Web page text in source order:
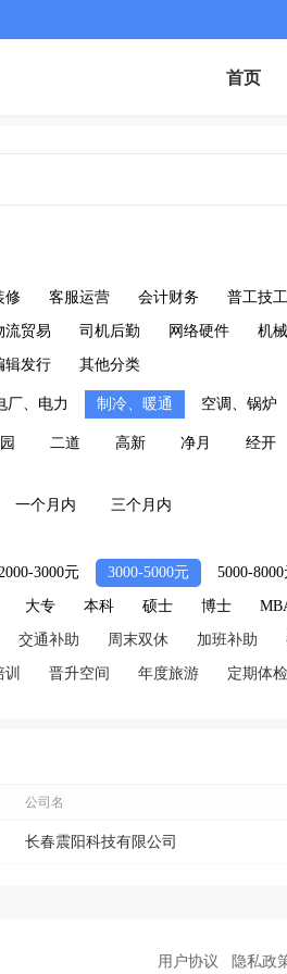
首页
修 客服运营 会计财务 普工技工
流贸易 司机后勤 网络硬件 机
辑发行 其他分类
厂、电力 制冷、暖通 空调、锅炉
二道 高新 净月 经开
一个月内 三个月内
3000元 3000-5000元 5000-
大专 本科 硕士 博士
交通补助 周末双休 加班补助
晋升空间 年度旅游 定期体检
公司名
长春震阳科技有限公司
用户协议 隐私政